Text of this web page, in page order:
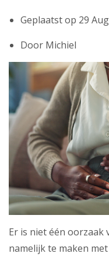
Geplaatst op 29
Door Michiel
Er is niet één
namelijk te maken